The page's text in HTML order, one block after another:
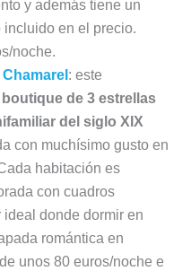
y además tiene un
en el precio.
noche.
: este
de 3 estrellas
del siglo XIX
con muchísimo gusto en
habitación es
con cuadros
donde dormir en
romántica en
unos 80 euros/noche e